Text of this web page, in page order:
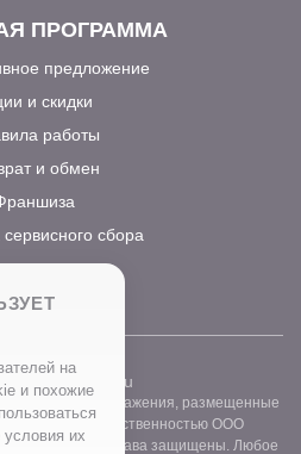
ПРОГРАММА
предложение
и скидки
работы
и обмен
сбора
изображения, размещенные
являются собственностью ООО
Все права защищены. Любое
на
и похожие
их